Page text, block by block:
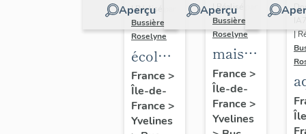
Aperçu
| Réalisé par
Bussière
Roselyne
école
primaire
de
filles,
France >
Île-de-
France >
Yvelines
Aperçu
| Réalisé par
Bussière
Roselyne
maison
dite
villa
Saint
Marie
France >
Île-de-
France >
Yvelines
|